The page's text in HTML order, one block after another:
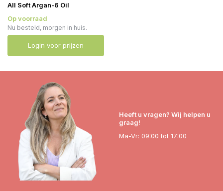
All Soft Argan-6 Oil
Op voorraad
Nu besteld, morgen in huis.
Login voor prijzen
Heeft u vragen? Wij helpen u
graag!
Ma-Vr: 09:00 tot 17:00